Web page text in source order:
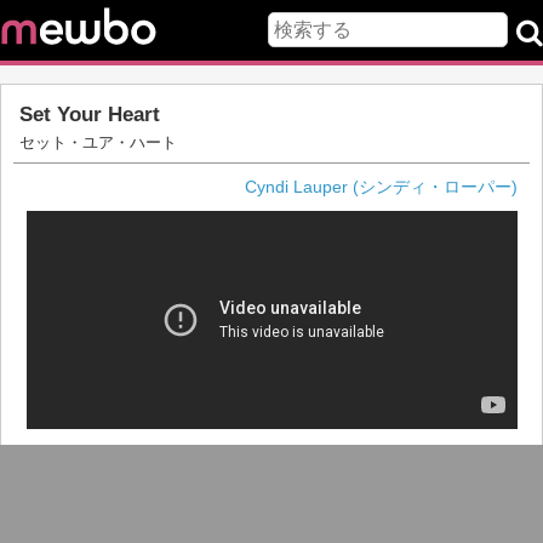
Set Your Heart
セット・ユア・ハート
Cyndi Lauper (シンディ・ローパー)